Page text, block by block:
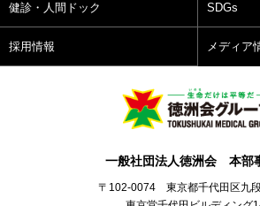
健診・人間ドック SDGs
採用情報 メディア
一般社団法人徳洲会 本部
〒102-0074 東京都千代田区九